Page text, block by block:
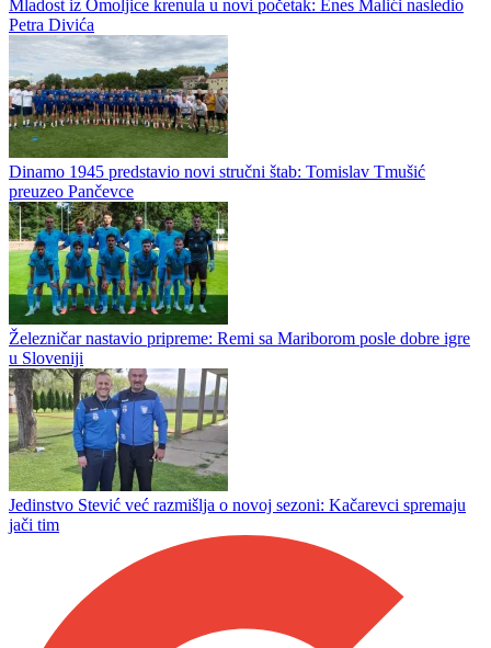
Mladost iz Omoljice krenula u novi početak: Enes Malići nasledio
Petra Divića
Dinamo 1945 predstavio novi stručni štab: Tomislav Tmušić
preuzeo Pančevce
Železničar nastavio pripreme: Remi sa Mariborom posle dobre igre
u Sloveniji
Jedinstvo Stević već razmišlja o novoj sezoni: Kačarevci spremaju
jači tim